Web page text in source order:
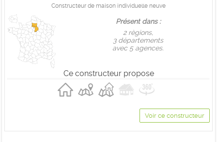
Constructeur de maison individuelle neuve
Présent dans :
2 règions,
3 départements
avec 5 agences.
Ce constructeur propose
Voir ce constructeur